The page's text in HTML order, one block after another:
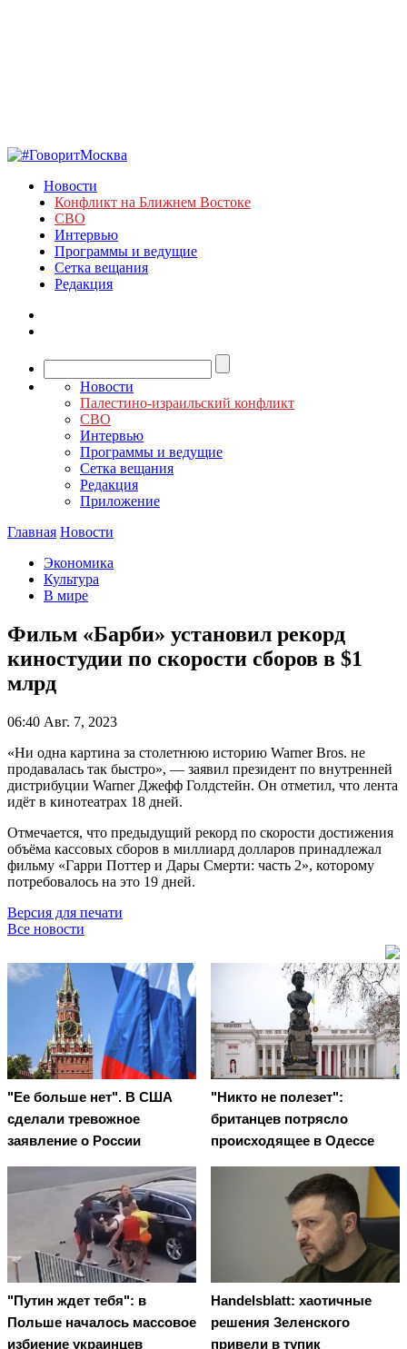
Новости
Конфликт на Ближнем Востоке
СВО
Интервью
Программы и ведущие
Сетка вещания
Редакция
Новости
Палестино-израильский конфликт
СВО
Интервью
Программы и ведущие
Сетка вещания
Редакция
Приложение
Главная Новости
Экономика
Культура
В мире
Фильм «Барби» установил рекорд
киностудии по скорости сборов в $1
млрд
06:40 Авг. 7, 2023
«Ни одна картина за столетнюю историю Warner Bros. не
продавалась так быстро», — заявил президент по внутренней
дистрибуции Warner Джефф Голдстейн. Он отметил, что лента
идёт в кинотеатрах 18 дней.
Отмечается, что предыдущий рекорд по скорости достижения
объёма кассовых сборов в миллиард долларов принадлежал
фильму «Гарри Поттер и Дары Смерти: часть 2», которому
потребовалось на это 19 дней.
Версия для печати
Все новости
"Ее больше нет". В США
сделали тревожное
заявление о России
"Никто не полезет":
британцев потрясло
происходящее в Одессе
"Путин ждет тебя": в
Польше началось массовое
избиение украинцев
Handelsblatt: хаотичные
решения Зеленского
привели в тупик